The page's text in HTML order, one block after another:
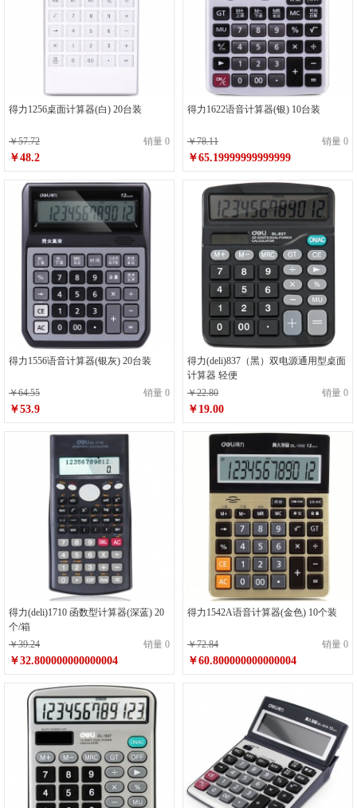
得力1256桌面计算器(白) 20台装
￥57.72 销量 0
￥48.2
得力1622语音计算器(银) 10台装
￥78.11 销量 0
￥65.19999999999999
得力1556语音计算器(银灰) 20台装
￥64.55 销量 0
￥53.9
得力(deli)837（黑）双电源通用型桌面
计算器 轻便
￥22.80
销量 0
￥19.00
得力(deli)1710 函数型计算器(深蓝) 20
个/箱
￥39.24
销量 0
￥32.800000000000004
得力1542A语音计算器(金色) 10个装
￥72.84 销量 0
￥60.800000000000004